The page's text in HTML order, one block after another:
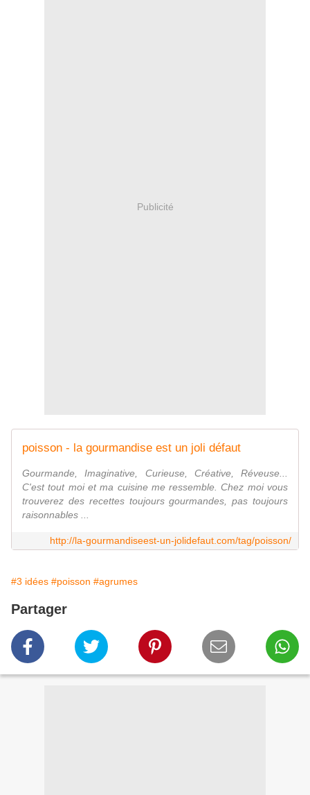
Publicité
poisson - la gourmandise est un joli défaut
Gourmande, Imaginative, Curieuse, Créative, Réveuse...
C'est tout moi et ma cuisine me ressemble. Chez moi vous
trouverez des recettes toujours gourmandes, pas toujours
raisonnables ...
http://la-gourmandiseest-un-jolidefaut.com/tag/poisson/
#3 idées #poisson #agrumes
Partager